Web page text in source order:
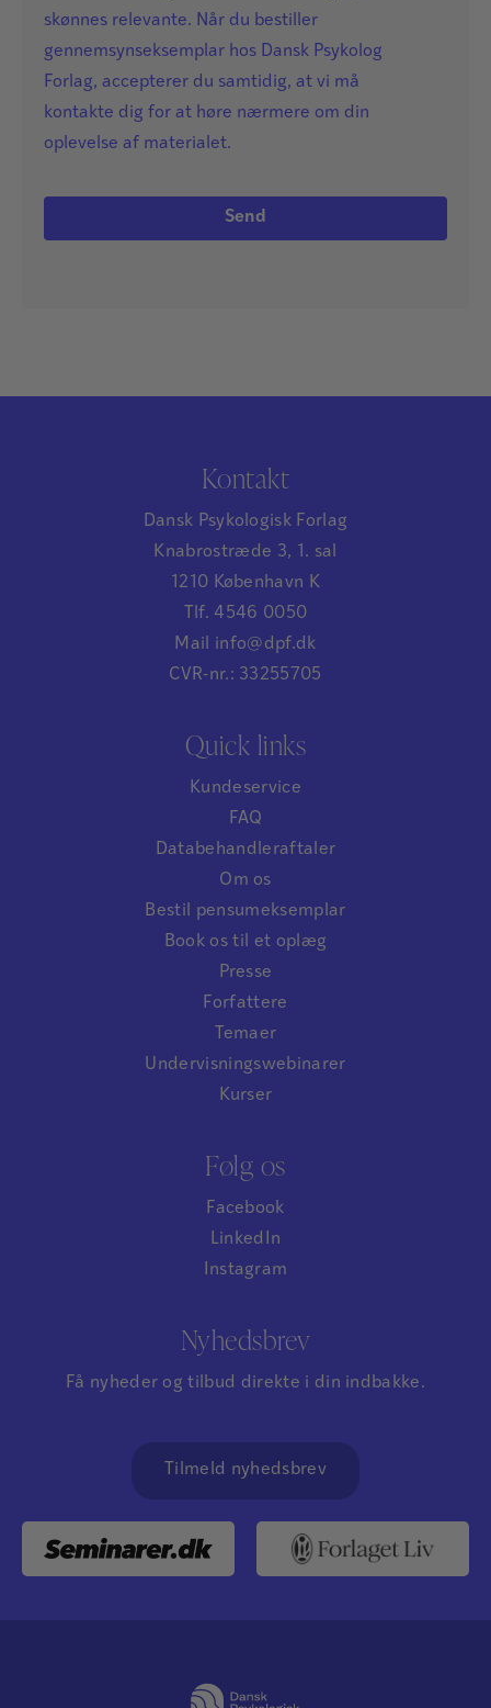
skønnes relevante. Når du bestiller
gennemsynseksemplar hos Dansk Psykolog
Forlag, accepterer du samtidig, at vi må
kontakte dig for at høre nærmere om din
oplevelse af materialet.
Kontakt
Dansk Psykologisk Forlag
Knabrostræde 3, 1. sal
1210 København K
Tlf. 4546 0050
Mail info@dpf.dk
CVR-nr.: 33255705
Quick links
Kundeservice
FAQ
Databehandleraftaler
Om os
Bestil pensumeksemplar
Book os til et oplæg
Presse
Forfattere
Temaer
Undervisningswebinarer
Kurser
Følg os
Facebook
LinkedIn
Instagram
Nyhedsbrev
Få nyheder og tilbud direkte i din indbakke.
Tilmeld nyhedsbrev